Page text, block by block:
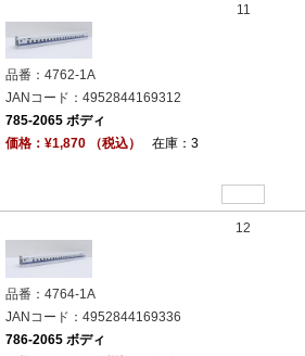
11
品番：4762-1A
JANコード：4952844169312
785-2065 ボディ
価格：¥1,870 （税込）
在庫：3
12
品番：4764-1A
JANコード：4952844169336
786-2065 ボディ